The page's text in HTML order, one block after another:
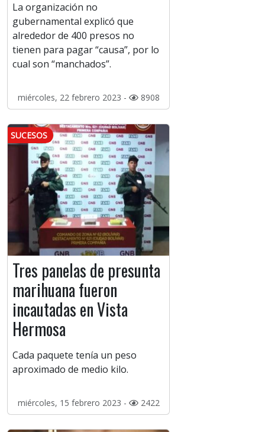
La organización no
gubernamental explicó que
alrededor de 400 presos no
tienen para pagar “causa”, por lo
cual son “manchados”.
miércoles, 22 febrero 2023 - 8908
SUCESOS
Tres panelas de presunta
marihuana fueron
incautadas en Vista
Hermosa
Cada paquete tenía un peso
aproximado de medio kilo.
miércoles, 15 febrero 2023 - 2422